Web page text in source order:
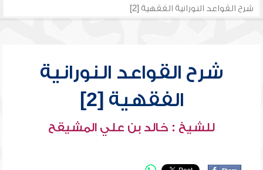
شرح القواعد النورانية الفقهية [2]
شرح القواعد النورانية
الفقهية [2]
للشيخ : خالد بن علي المشيقح